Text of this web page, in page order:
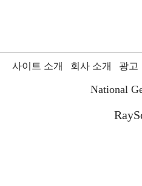
사이트 소개 회사 소개 광고
National